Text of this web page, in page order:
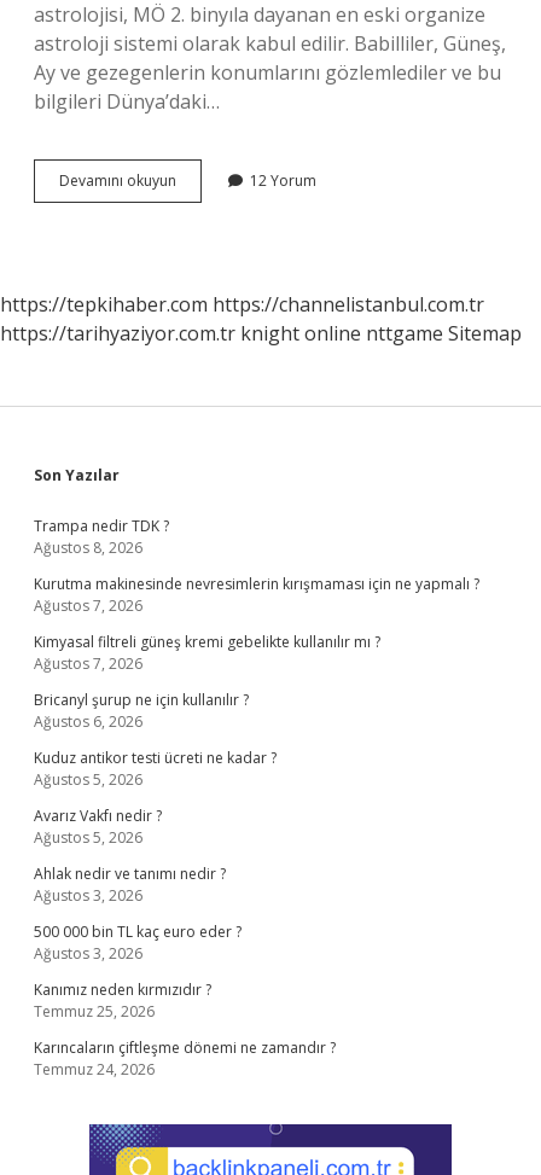
astrolojisi, MÖ 2. binyıla dayanan en eski organize
astroloji sistemi olarak kabul edilir. Babilliler, Güneş,
Ay ve gezegenlerin konumlarını gözlemlediler ve bu
bilgileri Dünya’daki…
Devamını okuyun
Kim
12 Yorum
https://tepkihaber.com https://channelistanbul.com.tr
https://tarihyaziyor.com.tr knight online nttgame Sitemap
Sidebar
Son Yazılar
Trampa nedir TDK ?
Ağustos 8, 2026
Kurutma makinesinde nevresimlerin kırışmaması için ne yapmalı ?
Ağustos 7, 2026
Kimyasal filtreli güneş kremi gebelikte kullanılır mı ?
Ağustos 7, 2026
Bricanyl şurup ne için kullanılır ?
Ağustos 6, 2026
Kuduz antikor testi ücreti ne kadar ?
Ağustos 5, 2026
Avarız Vakfı nedir ?
Ağustos 5, 2026
Ahlak nedir ve tanımı nedir ?
Ağustos 3, 2026
500 000 bin TL kaç euro eder ?
Ağustos 3, 2026
Kanımız neden kırmızıdır ?
Temmuz 25, 2026
Karıncaların çiftleşme dönemi ne zamandır ?
Temmuz 24, 2026